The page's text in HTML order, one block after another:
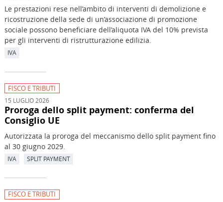
Le prestazioni rese nell’ambito di interventi di demolizione e
ricostruzione della sede di un’associazione di promozione
sociale possono beneficiare dell’aliquota IVA del 10% prevista
per gli interventi di ristrutturazione edilizia.
IVA
FISCO E TRIBUTI
15 LUGLIO 2026
Proroga dello split payment: conferma del
Consiglio UE
Autorizzata la proroga del meccanismo dello split payment fino
al 30 giugno 2029.
IVA SPLIT PAYMENT
FISCO E TRIBUTI